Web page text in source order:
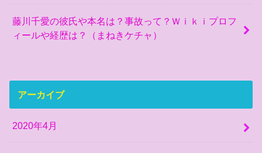
藤川千愛の彼氏や本名は？事故って？Ｗｉｋｉプロフ
ィールや経歴は？（まねきケチャ）
アーカイブ
2020年4月